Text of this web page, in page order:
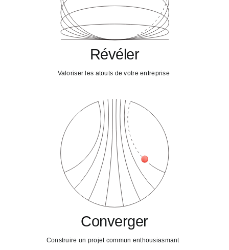
Révéler
Valoriser les atouts de votre entreprise
Converger
Construire un projet commun enthousiasmant